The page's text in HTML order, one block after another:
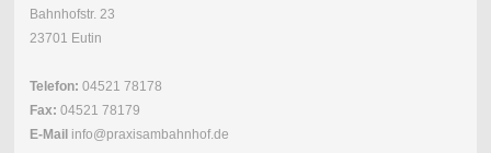
Bahnhofstr. 23
23701 Eutin
Telefon: 04521 78178
Fax: 04521 78179
E-Mail info@praxisambahnhof.de